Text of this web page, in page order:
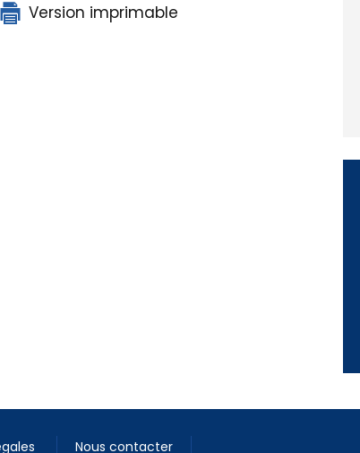
Version imprimable